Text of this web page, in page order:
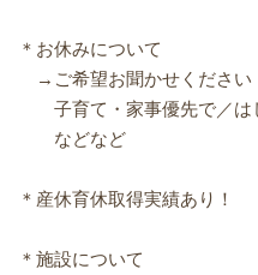
＊お休みについて
→ご希望お聞かせください
子育て・家事優先で／は
などなど
＊産休育休取得実績あり！
＊施設について